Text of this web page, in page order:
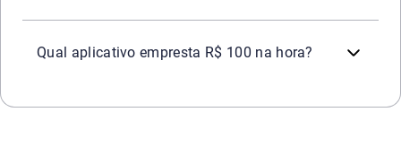
Qual aplicativo empresta R$ 100 na hora?